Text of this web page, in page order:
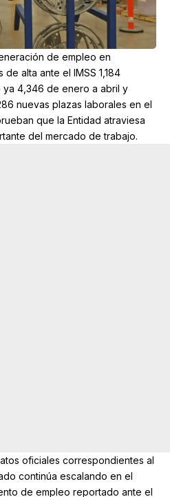
de empleo en
alta ante el IMSS 1,184
ya 4,346 de enero a abril y
nuevas plazas laborales en el
que la Entidad atraviesa
del mercado de trabajo.
oficiales correspondientes al
continúa escalando en el
de empleo reportado ante el